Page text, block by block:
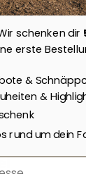
long sleeve
schenken dir
erste
&
&
rund um dein